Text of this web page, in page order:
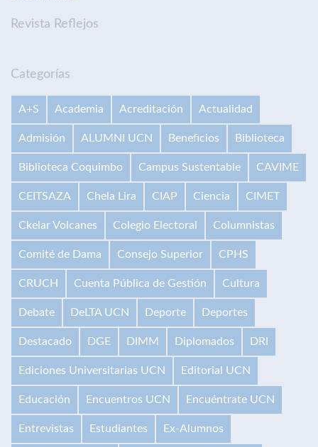
Revista Reflejos
Categorías
A+S Academia Acreditación Actualidad
Admisión ALUMNI UCN Beneficios Biblioteca
Biblioteca Coquimbo Campus Sustentable CAVIME
CEITSAZA Chela Lira CIAP Ciencia CIMET
Ckelar Volcanes Colegio Electoral Columnistas
Comité de Dama Consejo Superior CPHS
CRUCH Cuenta Pública de Gestión Cultura
Debate DeLTA UCN Deporte Deportes
Destacado DGE DIMM Diplomados DRI
Ediciones Universitarias UCN Editorial UCN
Educación Encuentros UCN Encuéntrate UCN
Entrevistas Estudiantes Ex-Alumnos